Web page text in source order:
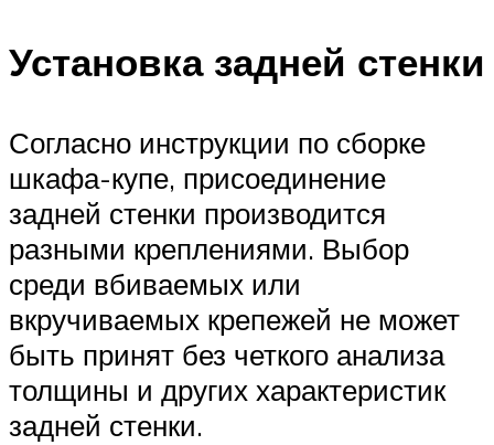
Установка задней стенки
Согласно инструкции по сборке
шкафа-купе, присоединение
задней стенки производится
разными креплениями. Выбор
среди вбиваемых или
вкручиваемых крепежей не может
быть принят без четкого анализа
толщины и других характеристик
задней стенки.